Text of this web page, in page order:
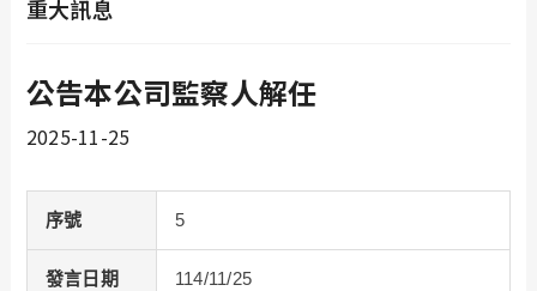
重大訊息
公告本公司監察人解任
2025-11-25
序號 5
發言日期 114/11/25